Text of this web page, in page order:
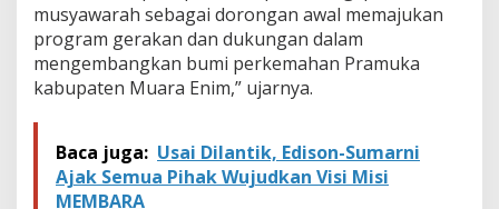
musyawarah sebagai dorongan awal memajukan
program gerakan dan dukungan dalam
mengembangkan bumi perkemahan Pramuka
kabupaten Muara Enim,” ujarnya.
Baca juga: Usai Dilantik, Edison-Sumarni
Ajak Semua Pihak Wujudkan Visi Misi
MEMBARA